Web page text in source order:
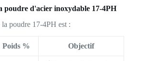
poudre d'acier inoxydable 17-4PH
poudre 17-4PH est :
Poids % Objectif